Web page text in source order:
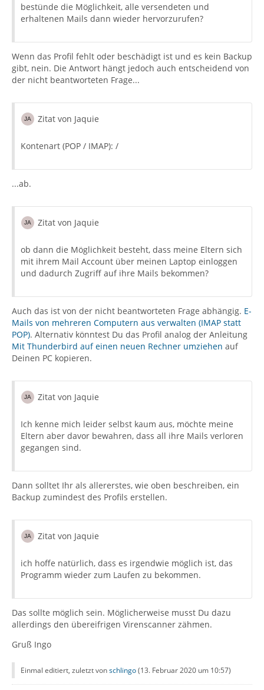
bestünde die Möglichkeit, alle versendeten und
erhaltenen Mails dann wieder hervorzurufen?
Wenn das Profil fehlt oder beschädigt ist und es kein Backup
gibt, nein. Die Antwort hängt jedoch auch entscheidend von
der nicht beantworteten Frage...
Zitat von Jaquie
Kontenart (POP / IMAP): /
...ab.
Zitat von Jaquie
ob dann die Möglichkeit besteht, dass meine Eltern sich
mit ihrem Mail Account über meinen Laptop einloggen
und dadurch Zugriff auf ihre Mails bekommen?
Auch das ist von der nicht beantworteten Frage abhängig. E-
Mails von mehreren Computern aus verwalten (IMAP statt
POP). Alternativ könntest Du das Profil analog der Anleitung
Mit Thunderbird auf einen neuen Rechner umziehen auf
Deinen PC kopieren.
Zitat von Jaquie
Ich kenne mich leider selbst kaum aus, möchte meine
Eltern aber davor bewahren, dass all ihre Mails verloren
gegangen sind.
Dann solltet Ihr als allererstes, wie oben beschreiben, ein
Backup zumindest des Profils erstellen.
Zitat von Jaquie
ich hoffe natürlich, dass es irgendwie möglich ist, das
Programm wieder zum Laufen zu bekommen.
Das sollte möglich sein. Möglicherweise musst Du dazu
allerdings den übereifrigen Virenscanner zähmen.
Gruß Ingo
Einmal editiert, zuletzt vonschlingo(13. Februar 2020 um 10:57)